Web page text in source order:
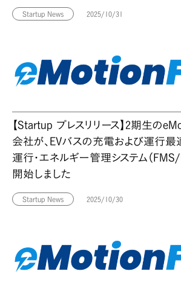
Startup News 2025/10/31
【Startup プレスリリース】2期生の
会社が、EVバスの充電および運行最
運行・エネルギー管理システム（
開始しました
Startup News 2025/10/30